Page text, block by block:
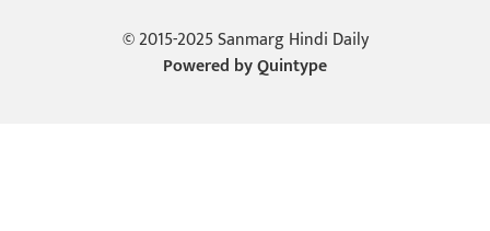
© 2015-2025 Sanmarg Hindi Daily
Powered byQuintype